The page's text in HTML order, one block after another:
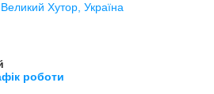
Хутор, Україна
роботи